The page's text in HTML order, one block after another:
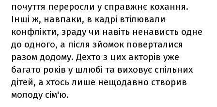
почуття переросли у справжнє кохання.
Інші ж, навпаки, в кадрі втілювали
конфлікти, зраду чи навіть ненависть одне
до одного, а після зйомок поверталися
разом додому. Дехто з цих акторів уже
багато років у шлюбі та виховує спільних
дітей, а хтось лише нещодавно створив
молоду сім'ю.